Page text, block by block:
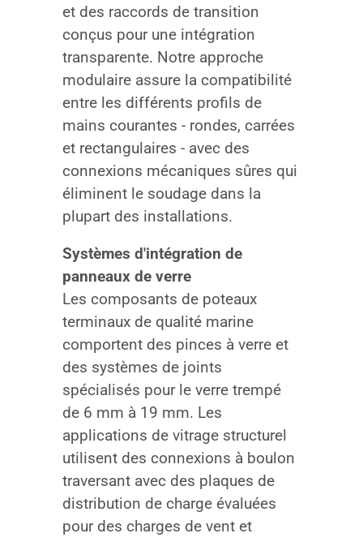
et des raccords de transition
conçus pour une intégration
transparente. Notre approche
modulaire assure la compatibilité
entre les différents profils de
mains courantes - rondes, carrées
et rectangulaires - avec des
connexions mécaniques sûres qui
éliminent le soudage dans la
plupart des installations.
Systèmes d'intégration de
panneaux de verre
Les composants de poteaux
terminaux de qualité marine
comportent des pinces à verre et
des systèmes de joints
spécialisés pour le verre trempé
de 6 mm à 19 mm. Les
applications de vitrage structurel
utilisent des connexions à boulon
traversant avec des plaques de
distribution de charge évaluées
pour des charges de vent et